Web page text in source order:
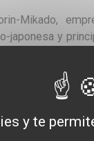
Mikado,
japonesa y
de
de…
y te